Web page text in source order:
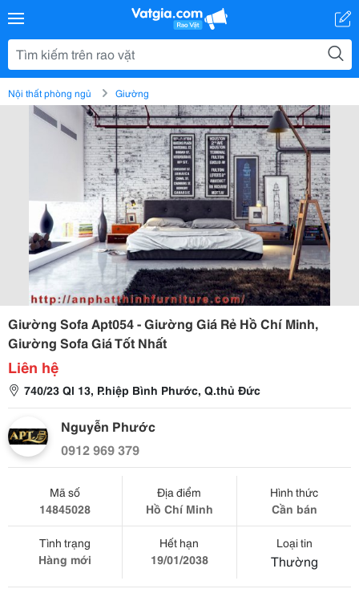
Nội thất phòng ngủ Giường
Giường Sofa Apt054 - Giường Giá Rẻ Hồ Chí Minh,
Giường Sofa Giá Tốt Nhất
Liên hệ
740/23 Ql 13, P.hiệp Bình Phước, Q.thủ Đức
Nguyễn Phước
0912 969 379
Mã số
14845028
Địa điểm
Hồ Chí Minh
Hình thức
Cần bán
Tình trạng
Hàng mới
Hết hạn
19/01/2038
Loại tin
Thường